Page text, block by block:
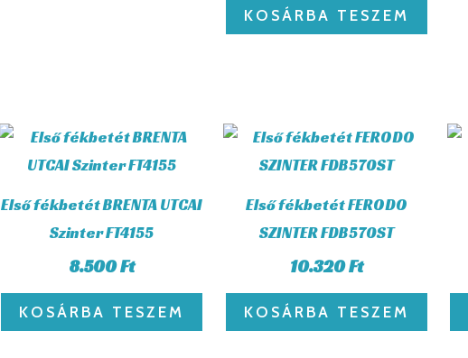
KOSÁRBA TESZEM
Első fékbetét BRENTA UTCAI
Szinter FT4155
8.500Ft
KOSÁRBA TESZEM
Első fékbetét FERODO
SZINTER FDB570ST
10.320Ft
KOSÁRBA TESZEM